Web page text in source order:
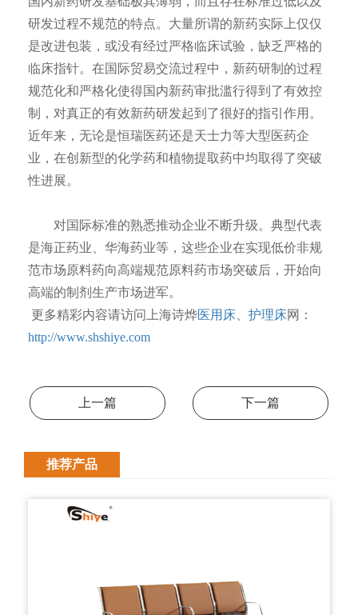
研发过程不规范的特点。大量所谓的新药实际上仅仅
是改进包装，或没有经过严格临床试验，缺乏严格的
临床指针。在国际贸易交流过程中，新药研制的过程
规范化和严格化使得国内新药审批滥行得到了有效控
制，对真正的有效新药研发起到了很好的指引作用。
近年来，无论是恒瑞医药还是天士力等大型医药企
业，在创新型的化学药和植物提取药中均取得了突破
性进展。
对国际标准的熟悉推动企业不断升级。典型代表
是海正药业、华海药业等，这些企业在实现低价非规
范市场原料药向高端规范原料药市场突破后，开始向
高端的制剂生产市场进军。
更多精彩内容请访问上海诗烨医用床 护理床网：
http://www.shshiye.com
上一篇 下一篇
推荐产品